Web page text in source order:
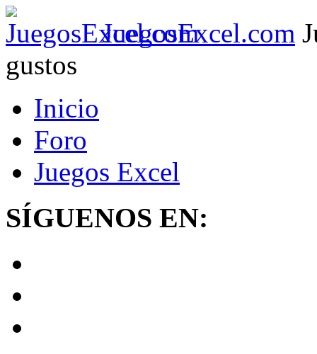
JuegosExcel.com
gustos
Inicio
Foro
Juegos Excel
SÍGUENOS EN: